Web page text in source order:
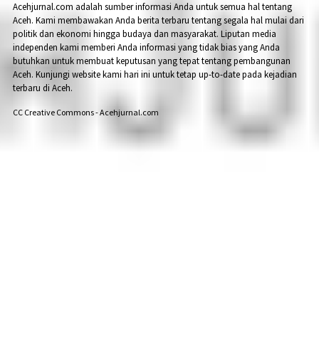
Acehjurnal.com adalah sumber informasi Anda untuk semua hal tentang
Aceh. Kami membawakan Anda berita terbaru tentang segala hal mulai dari
politik dan ekonomi hingga budaya dan masyarakat. Liputan media
independen kami memberi Anda informasi yang tidak bias yang Anda
butuhkan untuk membuat keputusan yang tepat tentang pembangunan
Aceh. Kunjungi website kami hari ini untuk tetap up-to-date pada kejadian
terbaru di Aceh.
CC Creative Commons - Acehjurnal.com